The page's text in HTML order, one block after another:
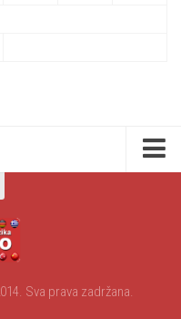
Sva prava zadržana.